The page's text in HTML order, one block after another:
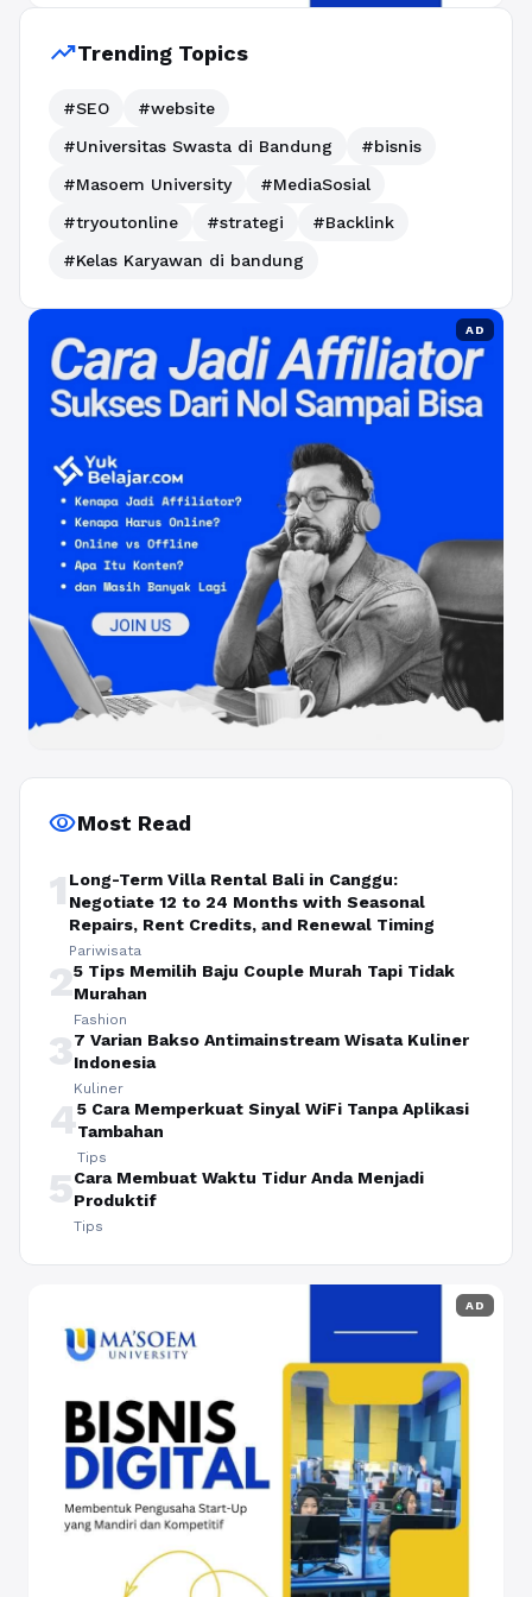
trending_upTrending Topics
#SEO
#website
#Universitas Swasta di Bandung
#bisnis
#Masoem University
#MediaSosial
#tryoutonline
#strategi
#Backlink
#Kelas Karyawan di bandung
AD
visibilityMost Read
1 Long-Term Villa Rental Bali in Canggu:
Negotiate 12 to 24 Months with Seasonal
Repairs, Rent Credits, and Renewal Timing
Pariwisata
25 Tips Memilih Baju Couple Murah Tapi Tidak
Murahan
Fashion
37 Varian Bakso Antimainstream Wisata Kuliner
Indonesia
Kuliner
45 Cara Memperkuat Sinyal WiFi Tanpa Aplikasi
Tambahan
Tips
5Cara Membuat Waktu Tidur Anda Menjadi
Produktif
Tips
AD